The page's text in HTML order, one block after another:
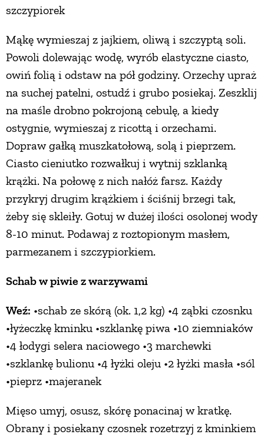
szczypiorek
Mąkę wymieszaj z jajkiem, oliwą i szczyptą soli.
Powoli dolewając wodę, wyrób elastyczne ciasto,
owiń folią i odstaw na pół godziny. Orzechy upraż
na suchej patelni, ostudź i grubo posiekaj. Zeszklij
na maśle drobno pokrojoną cebulę, a kiedy
ostygnie, wymieszaj z ricottą i orzechami.
Dopraw gałką muszkatołową, solą i pieprzem.
Ciasto cieniutko rozwałkuj i wytnij szklanką
krążki. Na połowę z nich nałóż farsz. Każdy
przykryj drugim krążkiem i ściśnij brzegi tak,
żeby się skleiły. Gotuj w dużej ilości osolonej wody
8-10 minut. Podawaj z roztopionym masłem,
parmezanem i szczypiorkiem.
Schab w piwie z warzywami
Weź: •schab ze skórą (ok. 1,2 kg) •4 ząbki czosnku
•łyżeczkę kminku •szklankę piwa •10 ziemniaków
•4 łodygi selera naciowego •3 marchewki
•szklankę bulionu •4 łyżki oleju •2 łyżki masła •sól
•pieprz •majeranek
Mięso umyj, osusz, skórę ponacinaj w kratkę.
Obrany i posiekany czosnek rozetrzyj z kminkiem